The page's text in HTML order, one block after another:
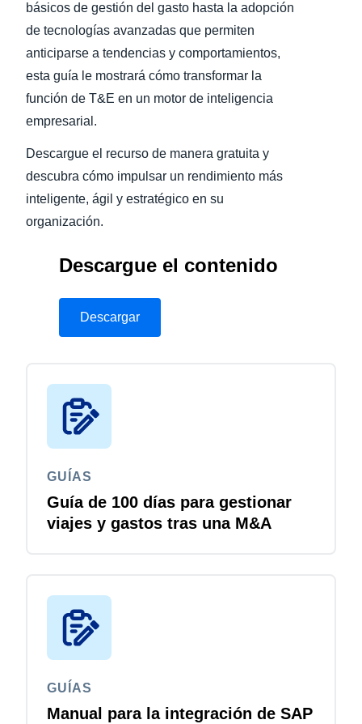
básicos de gestión del gasto hasta la adopción
de tecnologías avanzadas que permiten
anticiparse a tendencias y comportamientos,
esta guía le mostrará cómo transformar la
función de T&E en un motor de inteligencia
empresarial.
Descargue el recurso de manera gratuita y
descubra cómo impulsar un rendimiento más
inteligente, ágil y estratégico en su
organización.
Descargue el contenido
Descargar
GUÍAS
Guía de 100 días para gestionar
viajes y gastos tras una M&A
GUÍAS
Manual para la integración de SAP